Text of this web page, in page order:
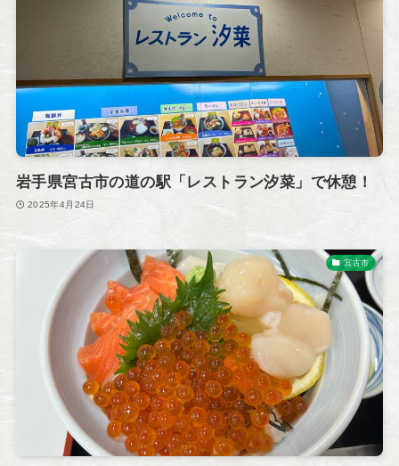
岩手県宮古市の道の駅「レストラン汐菜」で休憩！
2025年4月24日
宮古市